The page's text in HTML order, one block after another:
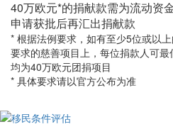
40万欧元*的捐献款需为流动资
申请获批后再汇出捐献款
* 根据法例要求，如有至少5位或以
要求的慈善项目上，每位捐款人可
均为40万欧元团捐项目
* 具体要求请以官方公布为准